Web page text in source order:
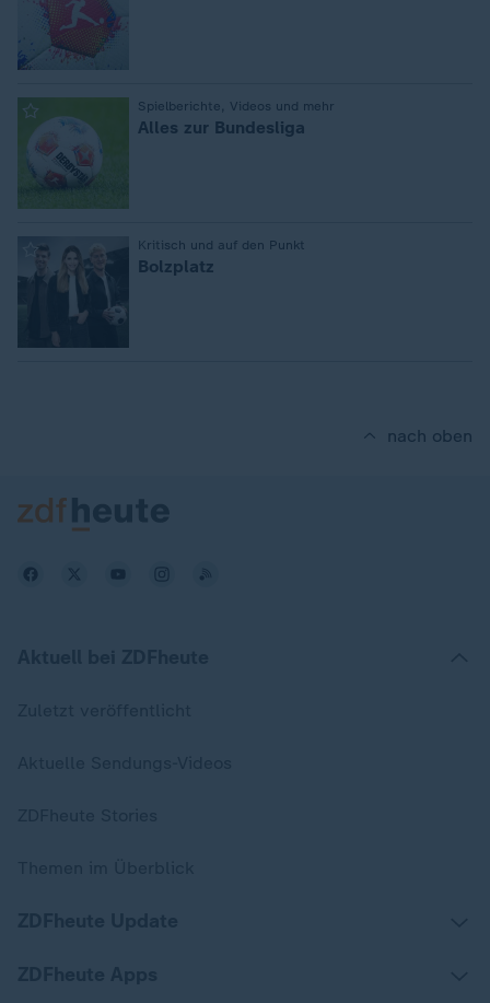
Spielberichte, Videos und mehr
Alles zur Bundesliga
Kritisch und auf den Punkt
Bolzplatz
nach oben